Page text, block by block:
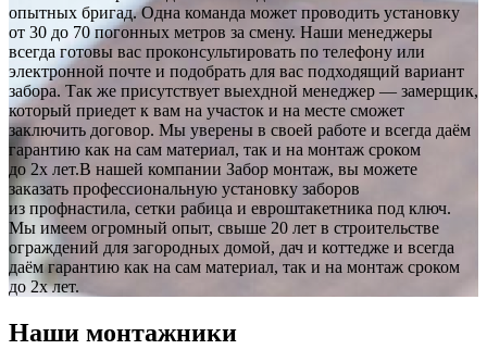
опытных бригад. Одна команда может проводить установку
от 30 до 70 погонных метров за смену. Наши менеджеры
всегда готовы вас проконсультировать по телефону или
электронной почте и подобрать для вас подходящий вариант
забора. Так же присутствует выехдной менеджер — замерщик,
который приедет к вам на участок и на месте сможет
заключить договор. Мы уверены в своей работе и всегда даём
гарантию как на сам материал, так и на монтаж сроком
до 2х лет.В нашей компании Забор монтаж, вы можете
заказать профессиональную установку заборов
из профнастила, сетки рабица и евроштакетника под ключ.
Мы имеем огромный опыт, свыше 20 лет в строительстве
ограждений для загородных домой, дач и коттедже и всегда
даём гарантию как на сам материал, так и на монтаж сроком
до 2х лет.
Наши монтажники